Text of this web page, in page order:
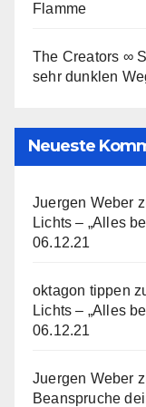
Flamme
The Creators ∞
sehr dunklen
Neueste
Juergen Weber
Lichts – „Alles
06.12.21
oktagon tippen
Lichts – „Alles
06.12.21
Juergen Weber
Beanspruche